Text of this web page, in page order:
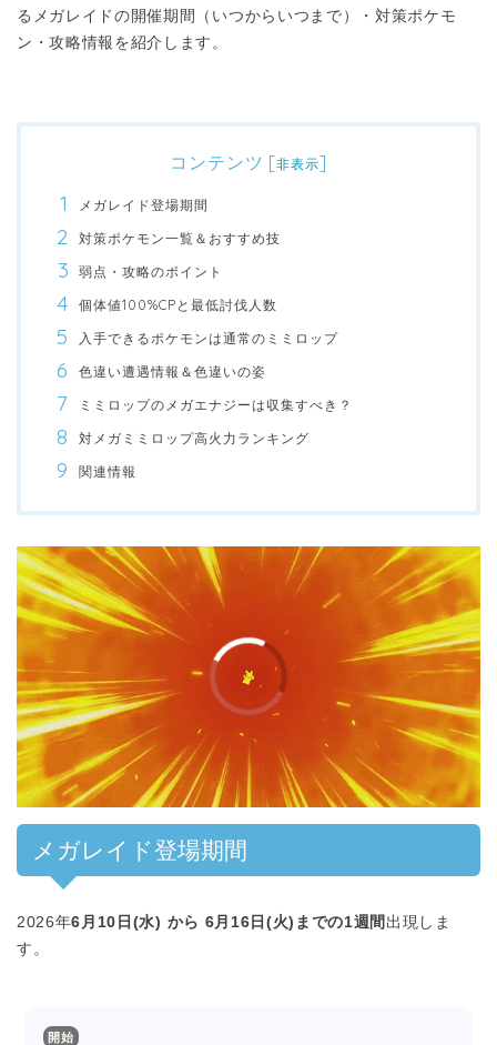
るメガレイドの開催期間（いつからいつまで）・対策ポケモ
ン・攻略情報を紹介します。
コンテンツ [非表示]
メガレイド登場期間
対策ポケモン一覧＆おすすめ技
弱点・攻略のポイント
個体値100%CPと最低討伐人数
入手できるポケモンは通常のミミロップ
色違い遭遇情報＆色違いの姿
ミミロップのメガエナジーは収集すべき？
対メガミミロップ高火力ランキング
関連情報
00:00 /01:00
メガレイド登場期間
2026年6月10日(水) から 6月16日(火)までの1週間 出現しま
す。
開始